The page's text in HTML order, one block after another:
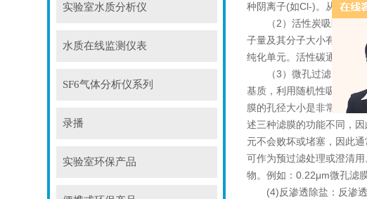
实验室水质分析仪
水质在线监测仪表
SF6气体分析仪系列
录播
实验室环保产品
种阴离子(如Cl-)。从阳离
（2）活性炭吸附:活性炭
子量及其分子大小有关，
纯化单元。活性碳通常与
（3）微孔过滤：微孔过
基质，利用随机性吸附或
膜的孔径大小是非常的)，
述三种滤膜的功能不同，
元不会败坏或堵塞，因此
可作为预过滤处理或澄清
物。例如：0.22μm微孔滤
(4)反渗透除盐：反渗透